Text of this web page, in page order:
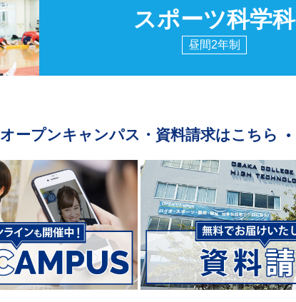
スポーツ科学科
昼間2年制
オープンキャンパス・資料請求はこちら